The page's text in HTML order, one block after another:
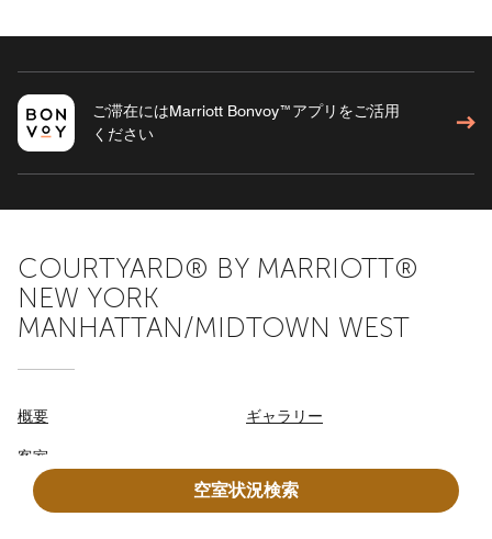
空室状況検索
ご滞在にはMarriott Bonvoy™アプリをご活用
ください
COURTYARD® BY MARRIOTT®
NEW YORK
MANHATTAN/MIDTOWN WEST
概要
客室
ダイニング
ギャラリー